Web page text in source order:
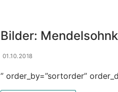
Bilder:
01.10.2018
” order_by=”sortorder”